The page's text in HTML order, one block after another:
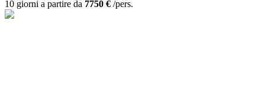
10 giorni a partire da 7750 € /pers.